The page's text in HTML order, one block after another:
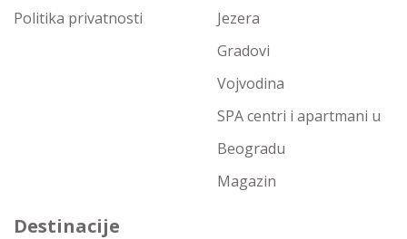
Politika privatnosti
Jezera
Gradovi
Vojvodina
SPA centri i apartmani u
Beogradu
Magazin
Destinacije